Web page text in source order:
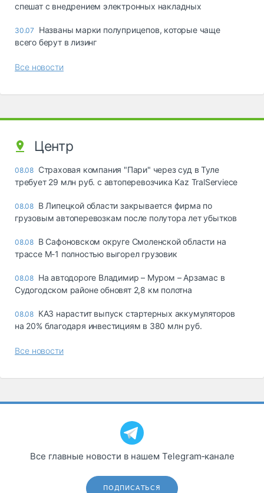
спешат с внедрением электронных накладных
30.07
Названы марки полуприцепов, которые чаще
всего берут в лизинг
Все новости
Центр
08.08 Страховая компания "Пари" через суд в Туле
требует 29 млн руб. с автоперевозчика Kaz TralServiece
08.08 В Липецкой области закрывается фирма по
грузовым автоперевозкам после полутора лет убытков
08.08 В Сафоновском округе Смоленской области на
трассе М-1 полностью выгорел грузовик
08.08 На автодороге Владимир – Муром – Арзамас в
Судогодском районе обновят 2,8 км полотна
08.08 КАЗ нарастит выпуск стартерных аккумуляторов
на 20% благодаря инвестициям в 380 млн руб.
Все новости
Все главные новости в нашем Telegram‑канале
ПОДПИСАТЬСЯ